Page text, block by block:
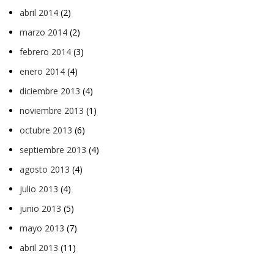
abril 2014 (2)
marzo 2014 (2)
febrero 2014 (3)
enero 2014 (4)
diciembre 2013 (4)
noviembre 2013 (1)
octubre 2013 (6)
septiembre 2013 (4)
agosto 2013 (4)
julio 2013 (4)
junio 2013 (5)
mayo 2013 (7)
abril 2013 (11)